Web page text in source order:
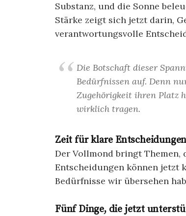
Substanz, und die Sonne
Stärke zeigt sich jetzt darin,
verantwortungsvolle
Die Botschaft dieser
Bedürfnissen auf. Denn
Zugehörigkeit ihren Platz
wirklich tragen.
Zeit für klare Entscheidungen
Der Vollmond bringt
Entscheidungen können jetzt
Bedürfnisse wir übersehen
Fünf Dinge, die jetzt